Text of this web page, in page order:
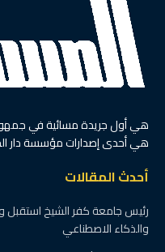
هي أحدى إصدارات مؤسسة دار
أحدث المقالات
رئيس جامعة كفر الشيخ استقبل
والذكاء الاصطناعي